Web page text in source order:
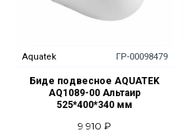
Aquatek ГР-00098479
Биде подвесное AQUATEK
AQ1089-00 Альтаир
525*400*340 мм
9 910 ₽